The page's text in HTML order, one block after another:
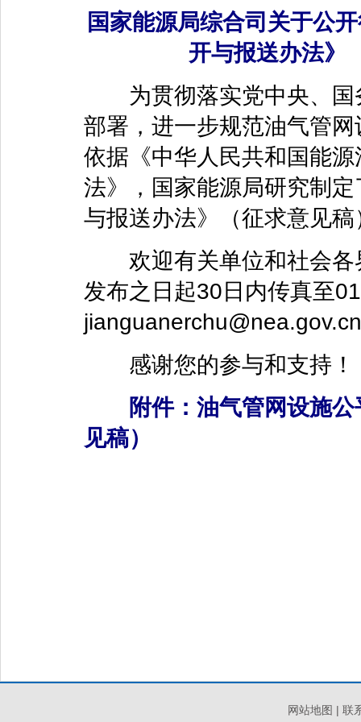
国家能源局综合司关于公
开与报送办法》
为贯彻落实党中央、国
部署，进一步规范油气管
依据《中华人民共和国能
法》，国家能源局研究制
与报送办法》（征求意见
欢迎有关单位和社会各
发布之日起30日内传真至
感谢您的参与和支持！
附件： 油气管网设施
见稿）